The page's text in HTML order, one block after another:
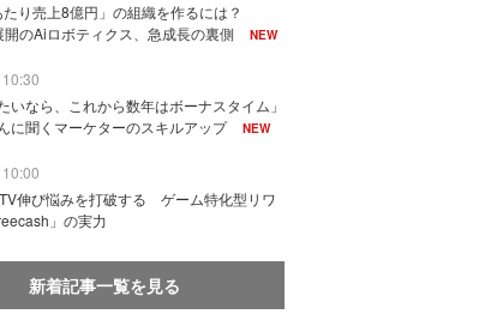
り売上8億円」の組織を作るには？
開のAiロボティクス、急成長の裏側
NEW
いなら、これから数年はボーナスタイム」
に聞くマーケターのスキルアップ
NEW
伸び悩みを打破する ゲーム特化型リワ
」の実力
新着記事一覧を見る